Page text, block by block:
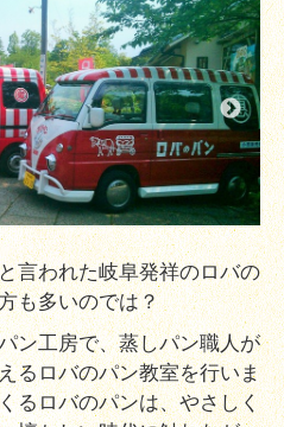
言われた岐阜発祥のロバの
も多いのでは？
ン工房で、蒸しパン職人が
るロバのパン教室を行いま
るロバのパンは、やさしく